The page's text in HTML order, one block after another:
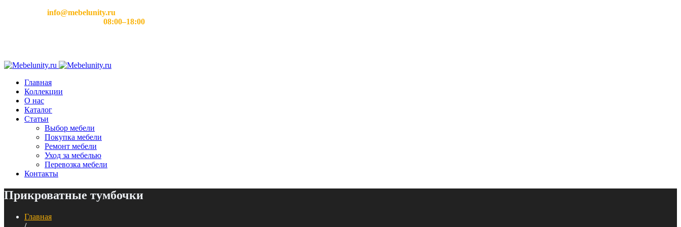
info@mebelunity.ru
08:00–18:00
Главная
Коллекции
О нас
Каталог
Статьи
Выбор мебели
Покупка мебели
Ремонт мебели
Уход за мебелью
Перевозка мебели
Контакты
Прикроватные тумбочки
Главная